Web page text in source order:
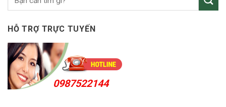
HỖ TRỢ TRỰC TUYẾN
0987522144